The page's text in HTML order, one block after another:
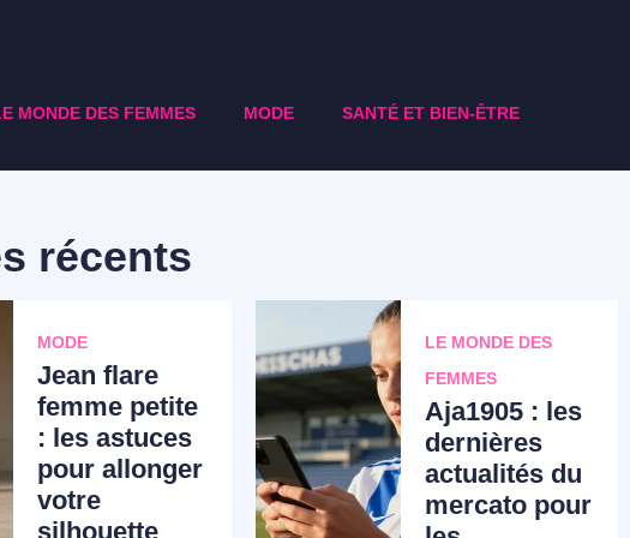
MONDE DES FEMMES MODE SANTÉ ET BIEN-ÊTRE
récents
MODE
Jean flare
femme petite
: les astuces
pour allonger
votre
silhouette
LE MONDE DES
FEMMES
Aja1905 : les
dernières
actualités du
mercato pour